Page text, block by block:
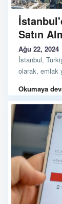
Satın
Ağu 22, 2024
İstanbul,
olarak, emlak
Okumaya